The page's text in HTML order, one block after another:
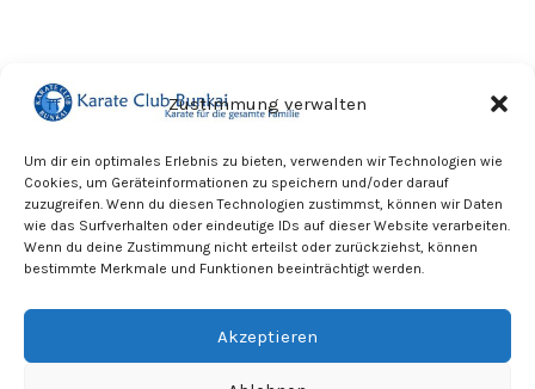
Zustimmung verwalten
Um dir ein optimales Erlebnis zu bieten, verwenden wir Technologien wie
Cookies, um Geräteinformationen zu speichern und/oder darauf
zuzugreifen. Wenn du diesen Technologien zustimmst, können wir Daten
wie das Surfverhalten oder eindeutige IDs auf dieser Website verarbeiten.
Wenn du deine Zustimmung nicht erteilst oder zurückziehst, können
bestimmte Merkmale und Funktionen beeinträchtigt werden.
Akzeptieren
Kundenservice
Gerne beraten wir dich telefonisch ausführlicher unter der
Telefonnummer 030-21403169.
Facebook-Seite YouTube-Kanal
Copyright © 2026 Karate Club Bunkai